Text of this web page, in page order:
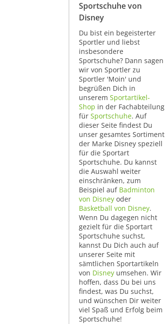
Sportschuhe von
Disney
Du bist ein begeisterter
Sportler und liebst
insbesondere
Sportschuhe? Dann sagen
wir von Sportler zu
Sportler 'Moin' und
begrüßen Dich in
unserem Sportartikel-
Shop in der Fachabteilung
für Sportschuhe. Auf
dieser Seite findest Du
unser gesamtes Sortiment
der Marke Disney speziell
für die Sportart
Sportschuhe. Du kannst
die Auswahl weiter
einschränken, zum
Beispiel auf Badminton
von Disney oder
Basketball von Disney.
Wenn Du dagegen nicht
gezielt für die Sportart
Sportschuhe suchst,
kannst Du Dich auch auf
unserer Seite mit
sämtlichen Sportartikeln
von Disney umsehen. Wir
hoffen, dass Du bei uns
findest, was Du suchst,
und wünschen Dir weiter
viel Spaß und Erfolg beim
Sportschuhe!